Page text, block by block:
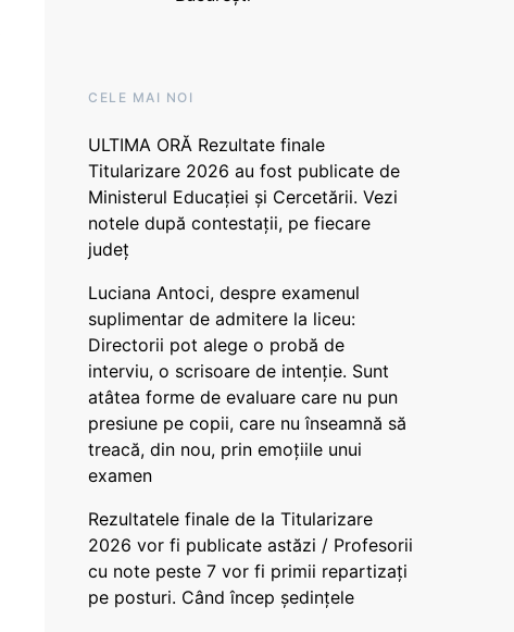
CELE MAI NOI
ULTIMA ORĂ Rezultate finale
Titularizare 2026 au fost publicate de
Ministerul Educației și Cercetării. Vezi
notele după contestații, pe fiecare
județ
Luciana Antoci, despre examenul
suplimentar de admitere la liceu:
Directorii pot alege o probă de
interviu, o scrisoare de intenție. Sunt
atâtea forme de evaluare care nu pun
presiune pe copii, care nu înseamnă să
treacă, din nou, prin emoțiile unui
examen
Rezultatele finale de la Titularizare
2026 vor fi publicate astăzi / Profesorii
cu note peste 7 vor fi primii repartizați
pe posturi. Când încep ședințele